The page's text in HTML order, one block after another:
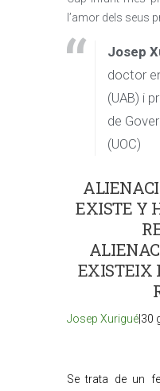
l’amor dels seus
Josep
doctor
(UAB) i
de
(UOC)
EXISTE Y
EXISTEIX
Josep Xurigué |30
Se trata de un